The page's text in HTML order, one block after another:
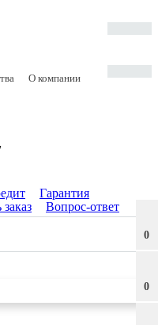
О компании
0
0
Гарантия
Вопрос-ответ